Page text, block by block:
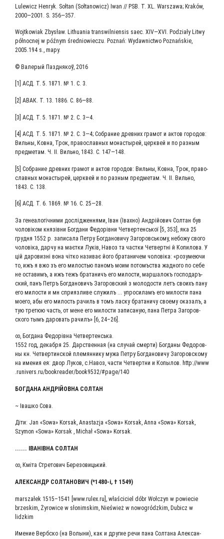
Lulewicz Henryk. Sołtan (Sołtanowicz) Iwan // PSB. T. XL. Warszawa; Kraków,
2000—2001. S. 356—357.
Wojtkowiak Zbysław. Lithuania transwilniensis saec. XIV—XVI. Podziały Litwy
północnej w późnym średniowieczu. Poznań: Wydawnictwo Poznańskie,
2005.194 s., mapy.
© Вале­рый Пазд­ня­коў, 2016
[1] АСД. Т. 5. 1871. № 1. С. 3.
[2] АВАК. Т. 13. 1886. С. 86—88.
[3] АСД. Т. 5. 1871. № 2. С. 3—4.
[4] АСД. Т. 5. 1871. № 2. С. 3—4; Собра­ние древ­них гра­мот и актов горо­дов:
Виль­ны, Ков­на, Трок, пра­во­слав­ных мона­сты­рей, церк­вей и по раз­ным
пред­ме­там. Ч. II. Виль­но, 1843. С. 147—148.
[5] Собра­ние древ­них гра­мот и актов горо­дов: Виль­ны, Ков­на, Трок, пра­во­
слав­ных мона­сты­рей, церк­вей и по раз­ным пред­ме­там. Ч. II. Виль­но,
1843. С. 138.
[6] АСД. Т. 6. 1869. № 16. С. 25—28.
За гене­а­ло­гіч­ни­ми дослід­жен­ня­ми, Іван (Івах­но) Андрій­о­вич Сол­тан був
чоло­віком князів­ни Бог­да­ни Федорів­ни Чет­вер­тенсь­кої [5, 353], яка 25
груд­ня 1552 р. запи­са­ла Пет­ру Бог­да­но­ви­чу Заго­ровсь­ко­му, небо­жу сво­го
чоло­віка, дар­чу на маєт­ки Луків, Навоз та част­ки Чет­верт­ні й Копи­ло­ва. У
цій даро­виз­ні вона чіт­ко нази­ває його бра­та­ни­чем чоло­віка: «розу­ме­ю­чи
то, ижъ я вжо зъ его мило­стью паномъ моим пото­мъ­ства жад­но­го по себе
не оста­вимъ, а ижъ тежъ бра­та­ничъ его мило­сти, мар­ша­локъ гос­по­даръ­
ский, панъ Петръ Бог­да­но­вичъ Заго­ров­ский з моло­до­сти летъ сво­ихъ пану
его мило­сти и мн­ спри­яз­ли­ве слу­жилъ ... упро­си­ламъ его мило­сти пана
мое­го, абы его милость рачиль в томъ лас­ку бра­та­ни­чу сво­е­му ока­залъ, а
тую тре­тюю часть, от мене его мило­сти запи­са­ную, пана Пет­ра Заго­ров­
ско­го тымъ даро­вать рачилъ» [6, 24–26].
∞, Бог­да­на Федорів­на Четвертенська.
1552 год, декаб­ря 25. Дар­ствен­ная (на слу­чай смер­ти) Бог­да­ны Федо­ров­
ны кн. Чет­вер­тин­ской пле­мян­ни­ку мужа Пет­ру Бог­да­но­ви­чу Заго­ров­ско­му
на име­ния ея: двор Луков, с.Навоз, части Чет­верт­ни и Копы­лов. http://​www​
.runivers​.ru/​b​o​o​k​r​e​a​d​e​r​/​b​o​o​k​9​5​3​2​/​#​p​a​g​e​/​140
БОГ­ДА­НА АНДРІЙ­ОВ­НА СОЛТАН
~ Іваш­ко Сова.
Діти: Jan «Sowa» Korsak, Anastazja «Sowa» Korsak, Anna «Sowa» Korsak,
Szymon «Sowa» Korsak , Michał «Sowa» Korsak.
...... ІВАНІВ­НА СОЛ­ТАН
∞, Кміта Стре­то­вич Березовицький.
АЛЕК­САНДР СОЛ­ТА­НО­ВИЧ (*1480‑і, † 1549)
marszałek 1515–1541 [www​.rulex​.ru], właściciel dóbr Wołczyn w powiecie
brzeskim, Żyrowice w słonimskim, Nieśwież w nowogródzkim, Dubicz w
lidzkim
Име­ние Верб­ско (на Волы­ни), как и дру­гие речи пана Сол­та­на Алек­сан­